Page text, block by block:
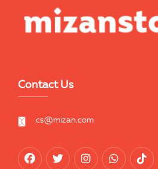
Contact Us
cs@mizan.com